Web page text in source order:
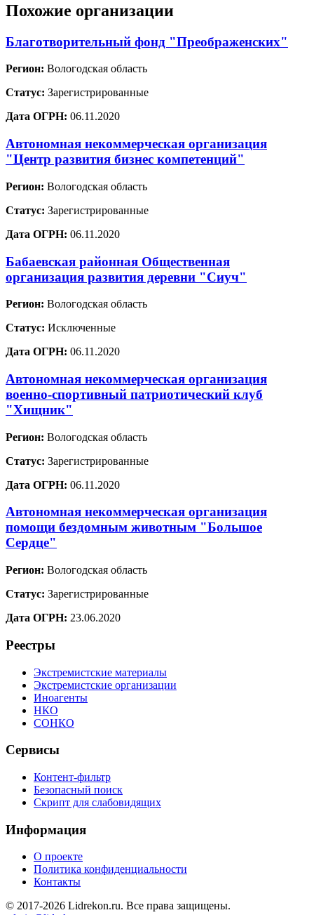
Похожие организации
Благотворительный фонд "Преображенских"
Регион: Вологодская область
Статус: Зарегистрированные
Дата ОГРН: 06.11.2020
Автономная некоммерческая организация
"Центр развития бизнес компетенций"
Регион: Вологодская область
Статус: Зарегистрированные
Дата ОГРН: 06.11.2020
Бабаевская районная Общественная
организация развития деревни "Сиуч"
Регион: Вологодская область
Статус: Исключенные
Дата ОГРН: 06.11.2020
Автономная некоммерческая организация
военно-спортивный патриотический клуб
"Хищник"
Регион: Вологодская область
Статус: Зарегистрированные
Дата ОГРН: 06.11.2020
Автономная некоммерческая организация
помощи бездомным животным "Большое
Сердце"
Регион: Вологодская область
Статус: Зарегистрированные
Дата ОГРН: 23.06.2020
Реестры
Экстремистские материалы
Экстремистские организации
Иноагенты
НКО
СОНКО
Сервисы
Контент-фильтр
Безопасный поиск
Скрипт для слабовидящих
Информация
О проекте
Политика конфиденциальности
Контакты
© 2017-2026 Lidrekon.ru. Все права защищены.